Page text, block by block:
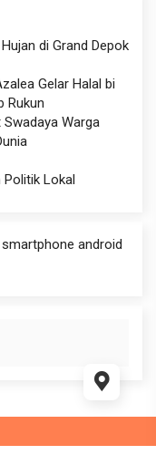
di Grand Depok
Gelar Halal bi
Rukun
Swadaya Warga
Politik Lokal
android